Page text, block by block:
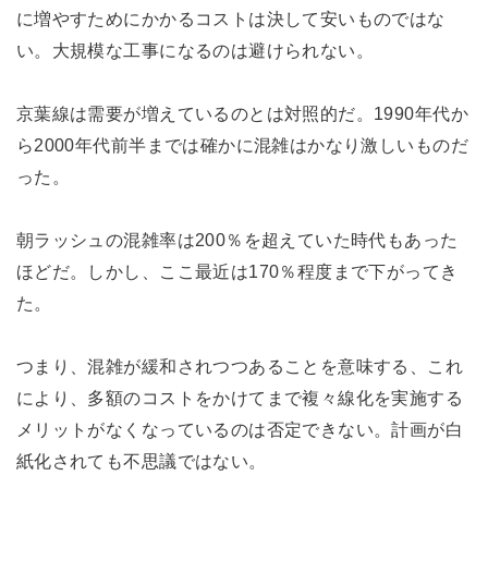
に増やすためにかかるコストは決して安いものではな
い。大規模な工事になるのは避けられない。
京葉線は需要が増えているのとは対照的だ。1990年代か
ら2000年代前半までは確かに混雑はかなり激しいものだ
った。
朝ラッシュの混雑率は200％を超えていた時代もあった
ほどだ。しかし、ここ最近は170％程度まで下がってき
た。
つまり、混雑が緩和されつつあることを意味する、これ
により、多額のコストをかけてまで複々線化を実施する
メリットがなくなっているのは否定できない。計画が白
紙化されても不思議ではない。